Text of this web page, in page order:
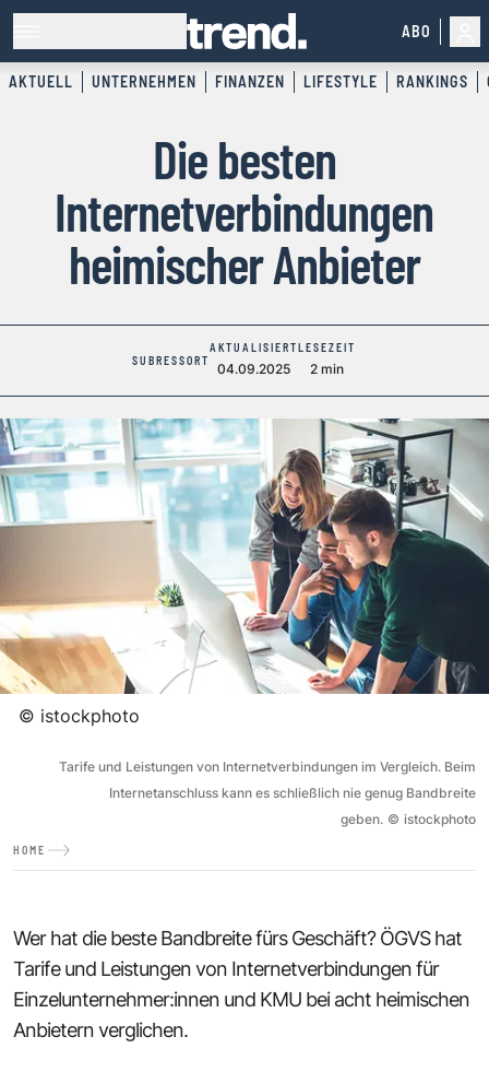
ABO
AKTUELL UNTERNEHMEN FINANZEN LIFESTYLE RANKINGS
Die besten
Internetverbindungen
heimischer Anbieter
SUBRESSORT
AKTUALISIERT
04.09.2025
LESEZEIT
2 min
© istockphoto
Tarife und Leistungen von Internetverbindungen im Vergleich. Beim
Internetanschluss kann es schließlich nie genug Bandbreite
geben. © istockphoto
HOME
Wer hat die beste Bandbreite fürs Geschäft? ÖGVS hat
Tarife und Leistungen von Internetverbindungen für
Einzelunternehmer:innen und KMU bei acht heimischen
Anbietern verglichen.